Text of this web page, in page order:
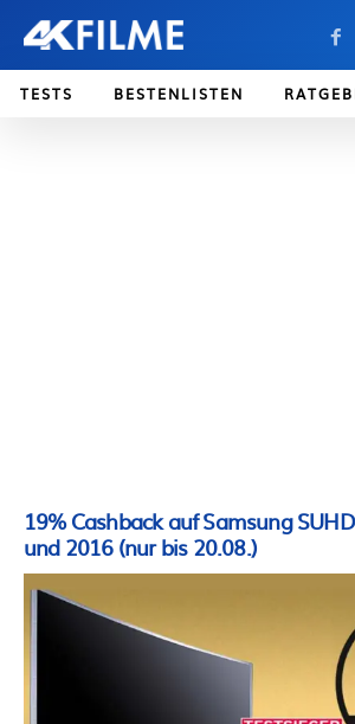
TESTS BESTENLISTEN
19% Cashback auf Samsung
und 2016 (nur bis 20.08.)